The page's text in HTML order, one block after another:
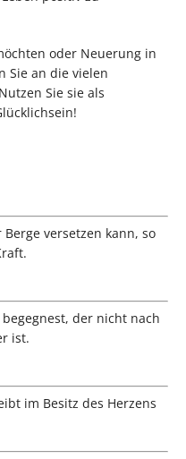
oder Neuerung in
Sie an die vielen
Sie sie als
versetzen kann, so
der nicht nach
ist.
im Besitz des Herzens